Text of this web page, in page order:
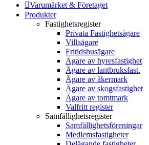
Varumärket & Företaget
Produkter
Fastighetsregister
Privata Fastighetsägare
Villaägare
Fritidshusägare
Ägare av hyresfastighet
Ägare av lantbruksfast.
Ägare av åkermark
Ägare av skogsfastighet
Ägare av tomtmark
Valfritt register
Samfällighetsregister
Samfällighetsföreningar
Medlemsfastigheter